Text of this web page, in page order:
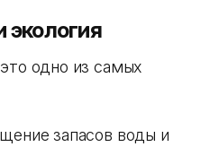
одно из самых
запасов воды и